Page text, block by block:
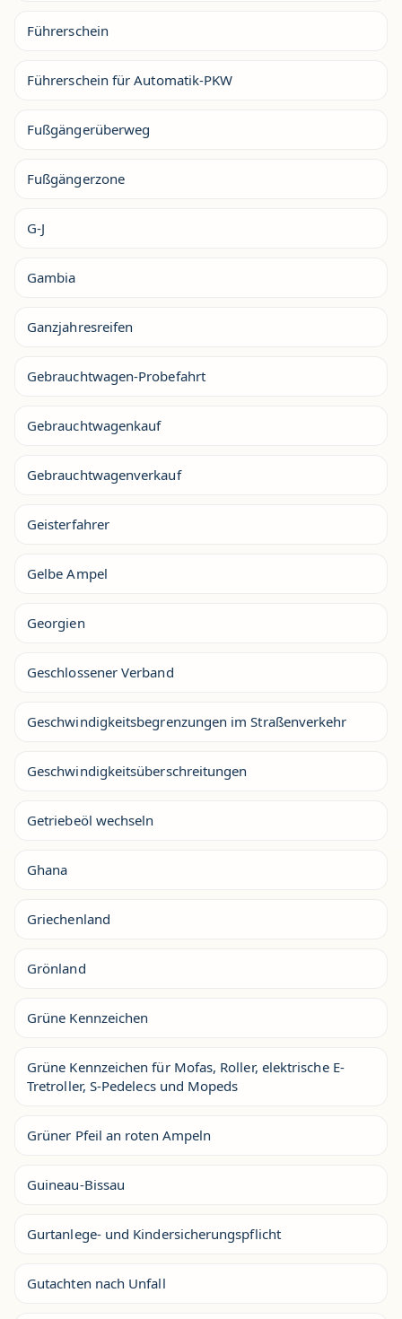
Führerschein
Führerschein für Automatik-PKW
Fußgängerüberweg
Fußgängerzone
G-J
Gambia
Ganzjahresreifen
Gebrauchtwagen-Probefahrt
Gebrauchtwagenkauf
Gebrauchtwagenverkauf
Geisterfahrer
Gelbe Ampel
Georgien
Geschlossener Verband
Geschwindigkeitsbegrenzungen im Straßenverkehr
Geschwindigkeitsüberschreitungen
Getriebeöl wechseln
Ghana
Griechenland
Grönland
Grüne Kennzeichen
Grüne Kennzeichen für Mofas, Roller, elektrische E-
Tretroller, S-Pedelecs und Mopeds
Grüner Pfeil an roten Ampeln
Guineau-Bissau
Gurtanlege- und Kindersicherungspflicht
Gutachten nach Unfall